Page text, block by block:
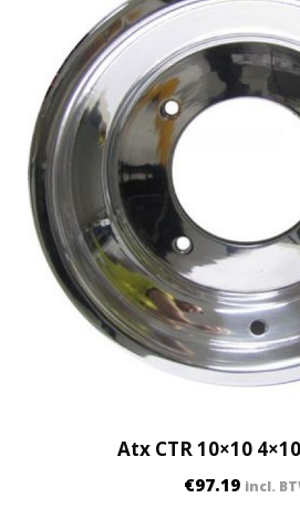
Atx CTR 10×10
€97.19 incl.